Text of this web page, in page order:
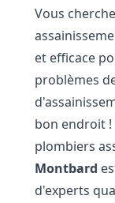
Vous
et efficace
problèmes
bon endroit
plombiers
Montbard
d'experts